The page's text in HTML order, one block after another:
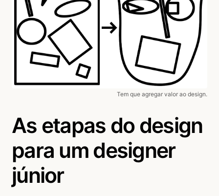
Tem que agregar valor ao design.
As etapas do design
para um designer
júnior